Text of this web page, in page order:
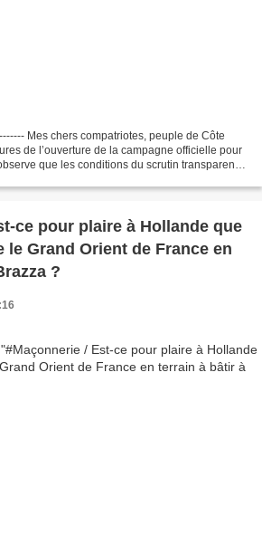
Mes chers compatriotes, peuple de Côte
de l’ouverture de la campagne officielle pour
que les conditions du scrutin transparent
ce pour plaire à Hollande que
le Grand Orient de France en
?